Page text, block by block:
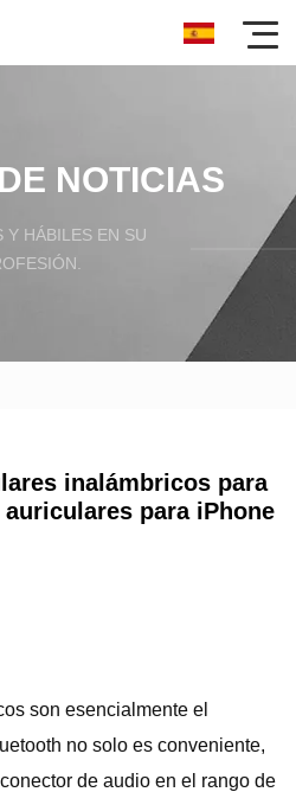
NOTICIAS
Y HÁBILES EN SU
inalámbricos para
para iPhone
son esencialmente el
no solo es conveniente,
de audio en el rango de